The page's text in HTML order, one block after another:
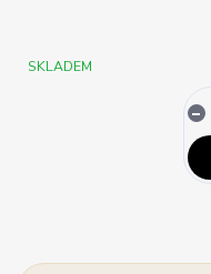
SKLADEM